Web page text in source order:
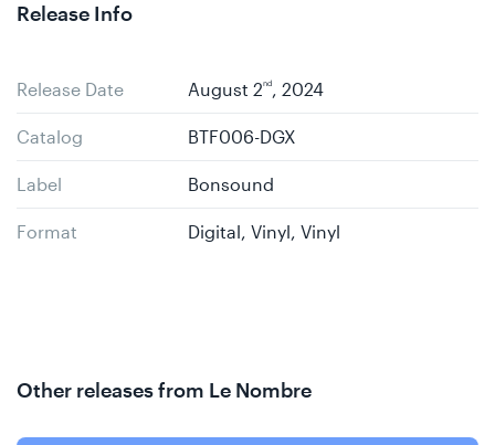
Release Info
Release Date August 2nd, 2024
Catalog BTF006-DGX
Label Bonsound
Format Digital, Vinyl, Vinyl
Other releases from Le Nombre